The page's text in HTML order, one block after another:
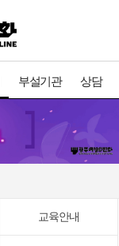
부설기관 상담
교육안내